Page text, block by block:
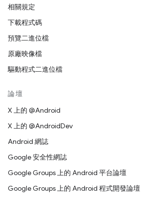
相關規定
下載程式碼
預覽二進位檔
原廠映像檔
驅動程式二進位檔
論壇
X 上的 @Android
X 上的 @AndroidDev
Android 網誌
Google 安全性網誌
Google Groups 上的 Android 平台論壇
Google Groups 上的 Android 程式開發論壇